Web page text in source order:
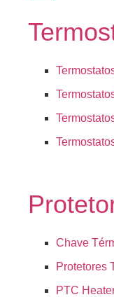
Chave
Protetores
PTC